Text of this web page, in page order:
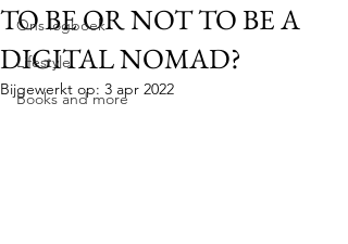
Ons logboek
Lifestyle
Books and more
TO BE OR NOT TO BE A
DIGITAL NOMAD?
Bijgewerkt op: 3 apr 2022